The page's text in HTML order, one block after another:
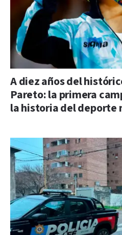
A diez años del
Pareto: la primera
la historia del deporte